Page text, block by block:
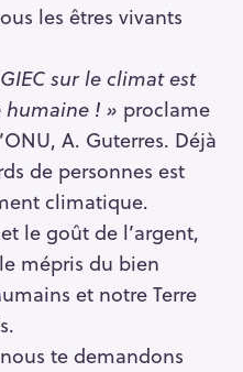
les êtres vivants
sur le climat est
humaine ! » proclame
A. Guterres. Déjà
de personnes est
climatique.
le goût de l’argent,
mépris du bien
et notre Terre
te demandons